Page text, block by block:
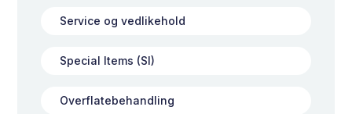
Service og vedlikehold
Special Items (SI)
Overflatebehandling